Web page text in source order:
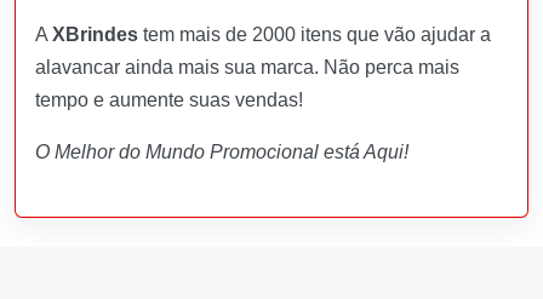
A XBrindes tem mais de 2000 itens que vão ajudar a
alavancar ainda mais sua marca. Não perca mais
tempo e aumente suas vendas!
O Melhor do Mundo Promocional está Aqui!